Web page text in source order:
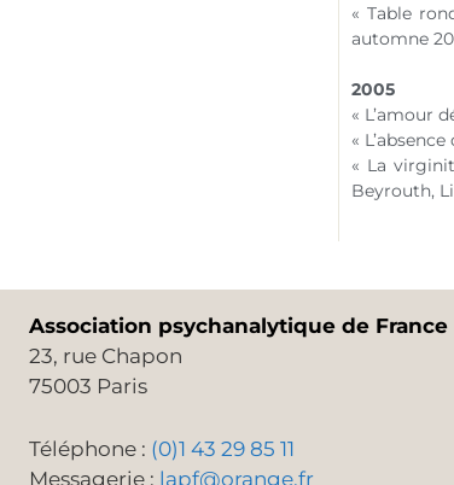
« Table
automne
2005
« L’amour
«
« La
Beyrouth,
Association psychanalytique de France
23, rue Chapon
75003 Paris
Téléphone : (0)1 43 29 85 11
Messagerie : lapf@orange.fr